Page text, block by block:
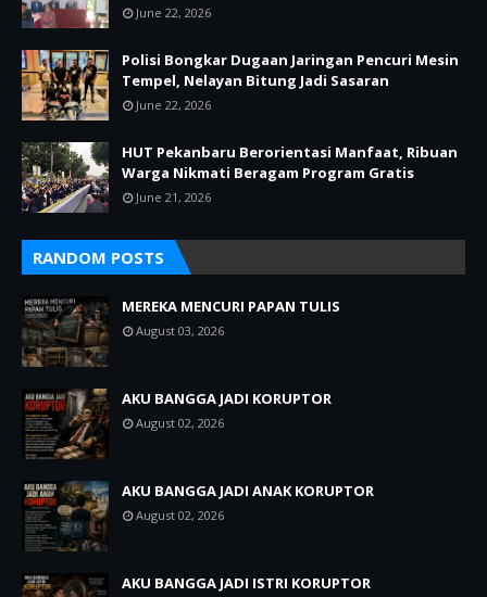
June 22, 2026
Polisi Bongkar Dugaan Jaringan Pencuri Mesin
Tempel, Nelayan Bitung Jadi Sasaran
June 22, 2026
HUT Pekanbaru Berorientasi Manfaat, Ribuan
Warga Nikmati Beragam Program Gratis
June 21, 2026
RANDOM POSTS
MEREKA MENCURI PAPAN TULIS
August 03, 2026
AKU BANGGA JADI KORUPTOR
August 02, 2026
AKU BANGGA JADI ANAK KORUPTOR
August 02, 2026
AKU BANGGA JADI ISTRI KORUPTOR